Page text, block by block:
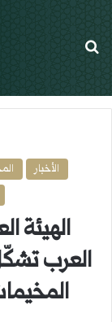
الأخبار
الهيئة
العرب